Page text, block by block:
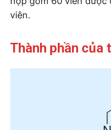
viên.
Thành phần của